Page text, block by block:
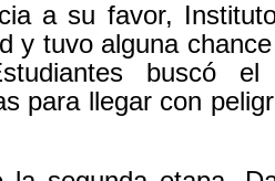
a su favor,
y tuvo alguna
buscó
para llegar con